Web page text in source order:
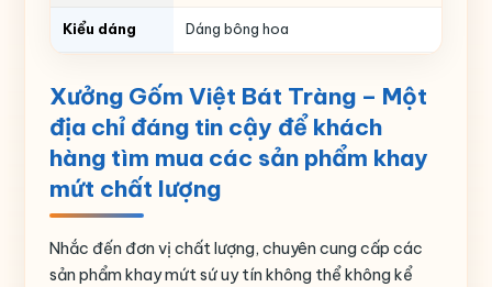
Kiểu dáng Dáng bông hoa
Họa tiết In chữ
Số lượng 5 ngăn sứ
Xưởng Gốm Việt Bát Tràng – Một
địa chỉ đáng tin cậy để khách
hàng tìm mua các sản phẩm khay
mứt chất lượng
Nhắc đến đơn vị chất lượng, chuyên cung cấp các
sản phẩm khay mứt sứ uy tín không thể không kể